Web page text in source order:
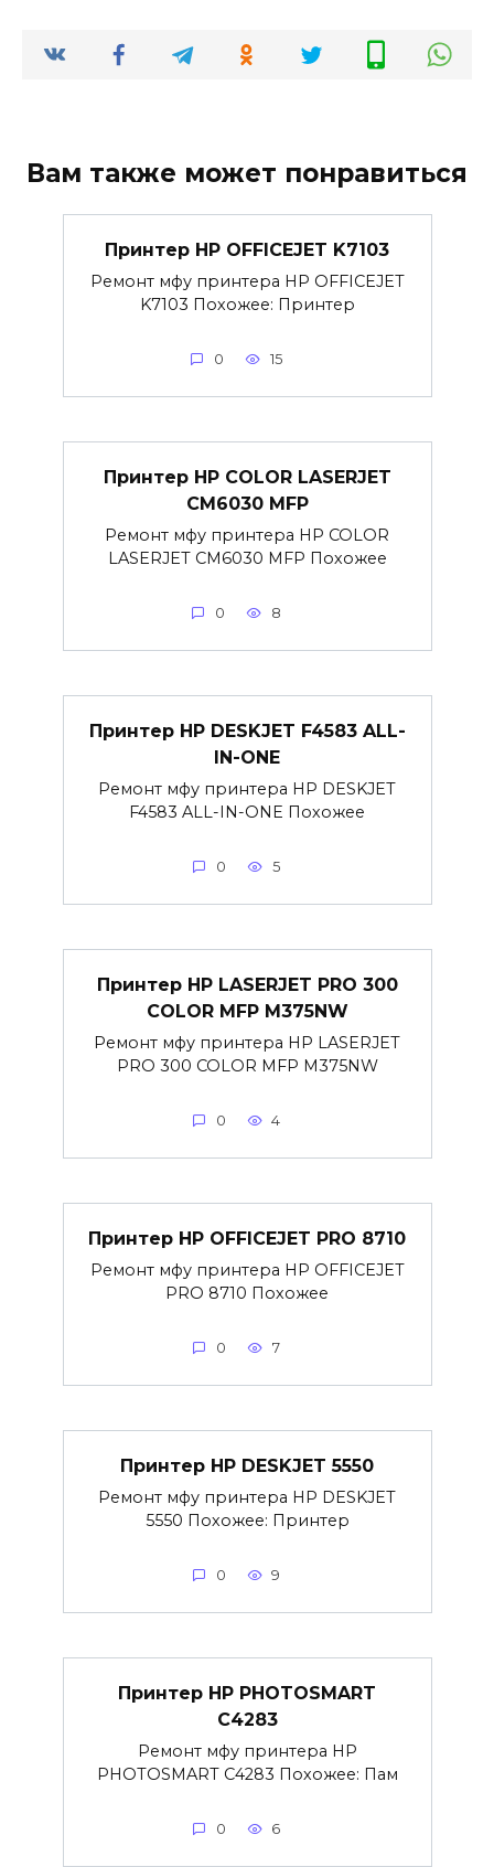
Вам также может понравиться
Принтер HP OFFICEJET K7103
Ремонт мфу принтера HP OFFICEJET
K7103 Похожее: Принтер
0 15
Принтер HP COLOR LASERJET
CM6030 MFP
Ремонт мфу принтера HP COLOR
LASERJET CM6030 MFP Похожее
0 8
Принтер HP DESKJET F4583 ALL-
IN-ONE
Ремонт мфу принтера HP DESKJET
F4583 ALL-IN-ONE Похожее
0 5
Принтер HP LASERJET PRO 300
COLOR MFP M375NW
Ремонт мфу принтера HP LASERJET
PRO 300 COLOR MFP M375NW
0 4
Принтер HP OFFICEJET PRO 8710
Ремонт мфу принтера HP OFFICEJET
PRO 8710 Похожее
0 7
Принтер HP DESKJET 5550
Ремонт мфу принтера HP DESKJET
5550 Похожее: Принтер
0 9
Принтер HP PHOTOSMART
C4283
Ремонт мфу принтера HP
PHOTOSMART C4283 Похожее: Пам
0 6